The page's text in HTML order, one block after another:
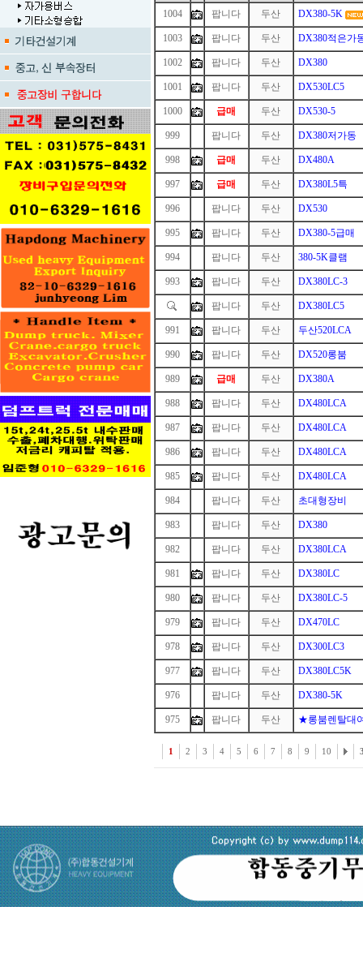
1004 팝니다 두산 DX380-5K
1003 팝니다 두산 DX380적은가
1002 팝니다 두산 DX380
1001 팝니다 두산 DX530LC5
1000 급매 두산 DX530-5
999 팝니다 두산 DX380저가동
998 급매 두산 DX480A
997 급매 두산 DX380L5특
996 팝니다 두산 DX530
995 팝니다 두산 DX380-5급매
994 팝니다 두산 380-5K클램
993 팝니다 두산 DX380LC-3
팝니다 두산 DX380LC5
991 팝니다 두산 두산520LCA
990 팝니다 두산 DX520롱붐
989 급매 두산 DX380A
988 팝니다 두산 DX480LCA
987 팝니다 두산 DX480LCA
986 팝니다 두산 DX480LCA
985 팝니다 두산 DX480LCA
984 팝니다 두산 초대형장비
983 팝니다 두산 DX380
982 팝니다 두산 DX380LCA
981 팝니다 두산 DX380LC
980 팝니다 두산 DX380LC-5
979 팝니다 두산 DX470LC
978 팝니다 두산 DX300LC3
977 팝니다 두산 DX380LC5K
976 팝니다 두산 DX380-5K
975 팝니다 두산 ★롱붐렌탈대
1 2 3 4 5 6 7 8 9 10